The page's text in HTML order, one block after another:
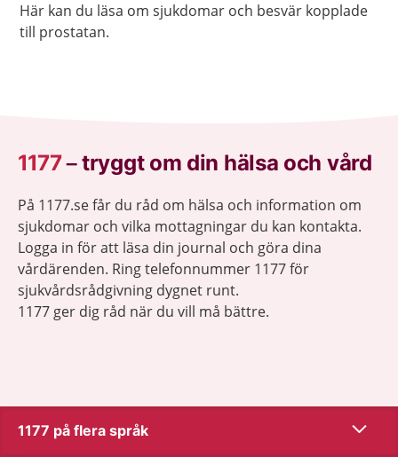
Här kan du läsa om sjukdomar och besvär kopplade
till prostatan.
1177–tryggt om din hälsa och vård
På 1177.se får du råd om hälsa och information om
sjukdomar och vilka mottagningar du kan kontakta.
Logga in för att läsa din journal och göra dina
vårdärenden. Ring telefonnummer 1177 för
sjukvårdsrådgivning dygnet runt.
1177 ger dig råd när du vill må bättre.
1177 på flera språk Visa